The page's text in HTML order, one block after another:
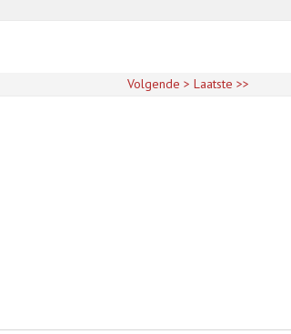
Volgende > Laatste >>